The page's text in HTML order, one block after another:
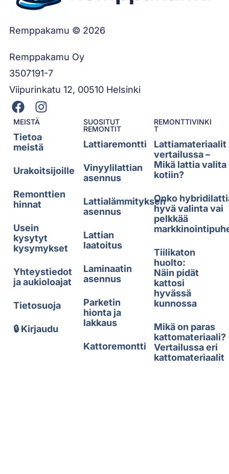
Remppakamu © 2026
Remppakamu Oy
3507191-7
Viipurinkatu 12, 00510 Helsinki
MEISTÄ
Tietoa
meistä
Urakoitsijoille
Remonttien
hinnat
Usein
kysytyt
kysymykset
Yhteystiedot
ja aukioloajat
Tietosuoja
🔒 Kirjaudu
SUOSITUT
REMONTIT
Lattiaremontti
Vinyylilattian
asennus
Lattialämmityksen
asennus
Lattian
laatoitus
Laminaatin
asennus
Parketin
hionta ja
lakkaus
Kattoremontti
REMONTTIVINKI
T
Lattiamateriaalit
vertailussa –
Mikä lattia valita
kotiin?
Onko
hyvä valinta vai
pelkkää
Tiilikaton
huolto:
Näin pidät
kattosi
hyvässä
kunnossa
Mikä on paras
kattomateriaali?
Vertailussa eri
kattomateriaalit